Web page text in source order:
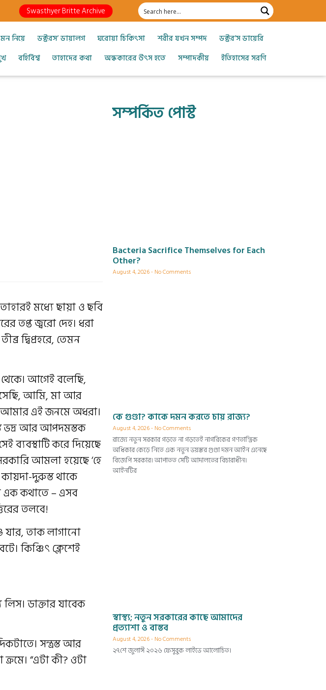
Swasthyer Britte Archive
মন নিয়ে ডক্টরস’ ডায়ালগ ঘরোয়া চিকিৎসা শরীর যখন সম্পদ
ডক্টর’স ডায়েরি
বহির্বিশ্ব তাহাদের কথা অন্ধকারের উৎস হতে সম্পাদকীয় ইতিহাসের সরণি
মধ্যে ছায়া ও ছবি
তপ্ত জ্বরো দেহ। ধরা
দ্বিপ্রহরে, তেমন
আগেই বলেছি,
আমি, মা আর
আমার এই জনমে অধরা।
ভদ্র আর আপদমস্তক
করে দিয়েছে
আমলা হয়েছে ‘হে
দুরুস্ত থাকে
এক কথাতে – এসব
তলবে!
তাক লাগানো
কিঞ্চিৎ ক্লেশেই
ডাক্তার যাবেক
সন্ত্রস্ত আর
“এটা কী? ওটা
সম্পর্কিত পোস্ট
Bacteria Sacrifice Themselves for Each
Other?
August 4, 2026 No Comments
কে গুণ্ডা? কাকে দমন করতে চায় রাজ্য?
August 4, 2026 No Comments
রাজ্যে নতুন সরকার গড়তে না গড়তেই নাগরিকের গণতান্ত্রিক
অধিকার কেড়ে নিতে এক নতুন ভয়ঙ্কর গুণ্ডা দমন আইন এনেছে
বিজেপি সরকার। আপাতত সেটি আদালতের বিচারাধীন।
আইনটির
স্বাস্থ্য; নতুন সরকারের কাছে আমাদের
প্রত্যাশা ও বাস্তব
August 4, 2026 No Comments
২৭শে জুলাঈ ২০২৬ ফেসুবুক লাইভে আলোচিত।